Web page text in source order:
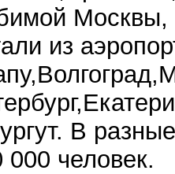
Москвы,
из
В
000 человек.